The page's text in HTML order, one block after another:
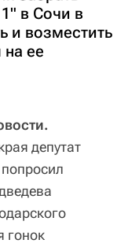
в Сочи в
и возместить
ее
депутат
гонок